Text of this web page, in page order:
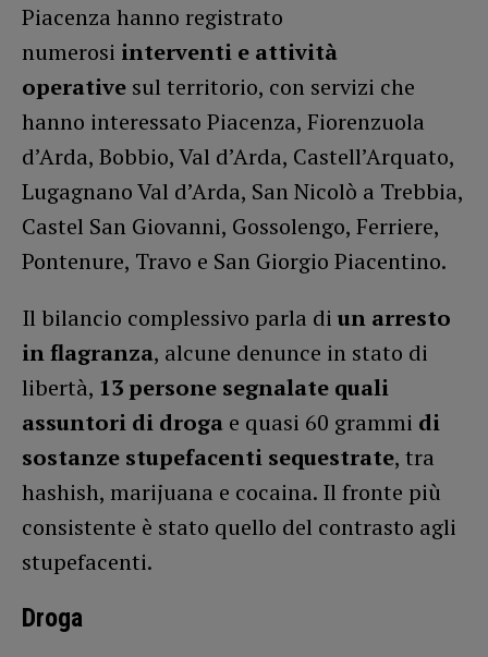
Piacenza hanno registrato
numerosi interventi e attività
operative sul territorio, con servizi che
hanno interessato Piacenza, Fiorenzuola
d’Arda, Bobbio, Val d’Arda, Castell’Arquato,
Lugagnano Val d’Arda, San Nicolò a Trebbia,
Castel San Giovanni, Gossolengo, Ferriere,
Pontenure, Travo e San Giorgio Piacentino.
Il bilancio complessivo parla di un arresto
in flagranza, alcune denunce in stato di
libertà, 13 persone segnalate quali
assuntori di droga e quasi 60 grammi di
sostanze stupefacenti sequestrate, tra
hashish, marijuana e cocaina. Il fronte più
consistente è stato quello del contrasto agli
stupefacenti.
Droga